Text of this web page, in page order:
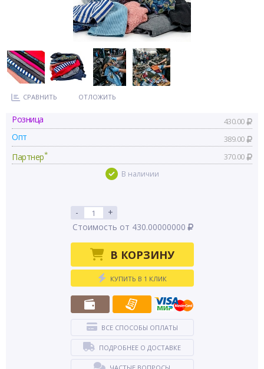
СРАВНИТЬ ОТЛОЖИТЬ
Розница 430.00
Опт 389.00
Партнер* 370.00
В наличии
-
+
Стоимость от 430.00000000
В КОРЗИНУ
КУПИТЬ В 1 КЛИК
ВСЕ СПОСОБЫ ОПЛАТЫ
ПОДРОБНЕЕ О ДОСТАВКЕ